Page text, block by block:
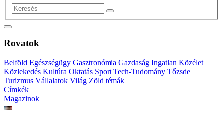
Rovatok
Belföld Egészségügy Gasztronómia Gazdaság Ingatlan Közélet
Közlekedés Kultúra Oktatás Sport Tech-Tudomány Tőzsde
Turizmus Vállalatok Világ Zöld témák
Címkék
Magazinok